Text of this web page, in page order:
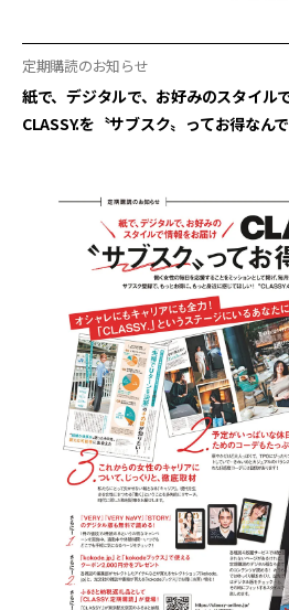
定期購読のお知らせ
紙で、デジタルで、お好みのスタイル
CLASSY.を〝サブスク〟ってお得なん